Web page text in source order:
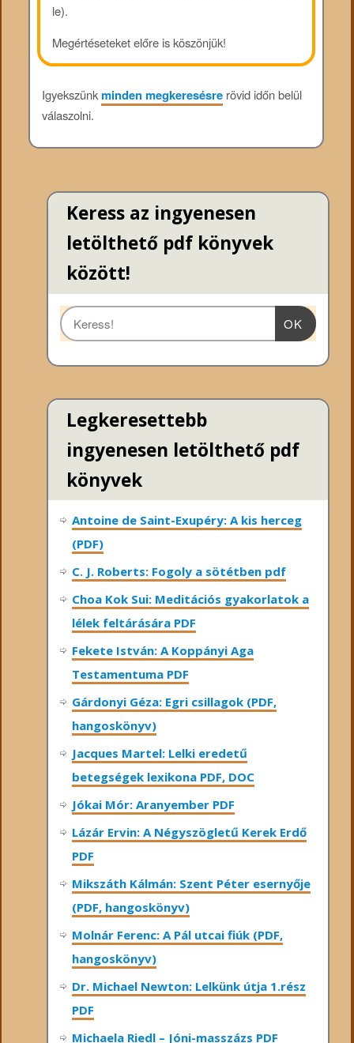
le).
Megértéseteket előre is köszönjük!
Igyekszünkminden megkeresésrerövid időn belül
válaszolni.
Keress az ingyenesen
letölthető pdf könyvek
között!
OK
Legkeresettebb
ingyenesen letölthető pdf
könyvek
Antoine de Saint-Exupéry: A kis herceg
(PDF)
C. J. Roberts: Fogoly a sötétben pdf
Choa Kok Sui: Meditációs gyakorlatok a
lélek feltárására PDF
Fekete István: A Koppányi Aga
Testamentuma PDF
Gárdonyi Géza: Egri csillagok (PDF,
hangoskönyv)
Jacques Martel: Lelki eredetű
betegségek lexikona PDF, DOC
Jókai Mór: Aranyember PDF
Lázár Ervin: A Négyszögletű Kerek Erdő
PDF
Mikszáth Kálmán: Szent Péter esernyője
(PDF, hangoskönyv)
Molnár Ferenc: A Pál utcai fiúk (PDF,
hangoskönyv)
Dr. Michael Newton: Lelkünk útja 1.rész
PDF
Michaela Riedl – Jóni-masszázs PDF